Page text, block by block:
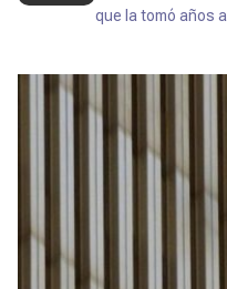
que la tomó años